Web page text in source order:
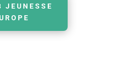
JEUNESSE